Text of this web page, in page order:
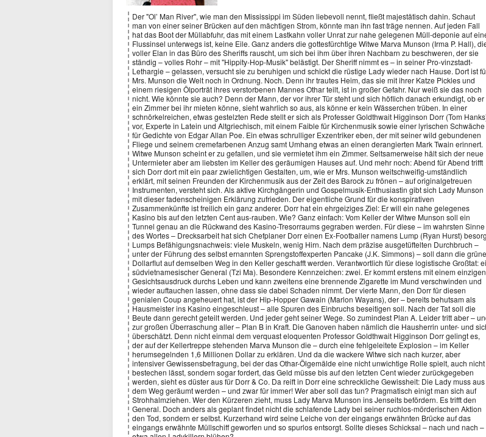
Der "Ol’ Man River", wie man den Mississippi im Süden liebevoll nennt, fließt majestätisch dahin. Schaut
man von einer seiner Brücken auf den mächtigen Strom, könnte man ihn fast träge nennen. Auf jeden Fall
hat das Boot der Müllabfuhr, das mit einem Lastkahn voller Unrat zur nahe gelegenen Müll-deponie auf
Flussinsel unterwegs ist, keine Eile. Ganz anders die gottesfürchtige Witwe Marva Munson (Irma P. Hall),
voller Elan in das Büro des Sheriffs rauscht, um sich bei ihm über ihren Nachbarn zu beschweren, der sie
ständig – volles Rohr – mit "Hippity-Hop-Musik" belästigt. Der Sheriff nimmt es – in seiner Pro-vinzstadt-
Lethargie – gelassen, versucht sie zu beruhigen und schickt die rüstige Lady wieder nach Hause. Dort ist
Mrs. Munson die Welt noch in Ordnung. Noch. Denn ihr trautes Heim, das sie mit ihrer Katze Pickles und
einem riesigen Ölporträt ihres verstorbenen Mannes Othar teilt, ist in großer Gefahr. Nur weiß sie das noch
nicht. Wie könnte sie auch? Denn der Mann, der vor ihrer Tür steht und sich höflich danach erkundigt, ob er
ein Zimmer bei ihr mieten könne, sieht wahrlich so aus, als könne er kein Wässerchen trüben. In einer
schnörkelreichen, etwas gestelzten Rede stellt er sich als Professer Goldthwait Higginson Dorr (Tom
vor, Experte in Latein und Altgriechisch, mit einem Faible für Kirchenmusik sowie einer lyrischen Schwäche
für Gedichte von Edgar Allan Poe. Ein etwas schrulliger Exzentriker eben, der mit seiner wild gebundenen
Fliege und seinem cremefarbenen Anzug samt Umhang etwas an einen derangierten Mark Twain erinnert.
Witwe Munson scheint er zu gefallen, und sie vermietet ihm ein Zimmer. Seltsamerweise hält sich der neue
Untermieter aber am liebsten im Keller des geräumigen Hauses auf. Und mehr noch: Abend für Abend trifft
sich Dorr dort mit ein paar zwielichtigen Gestalten, um, wie er Mrs. Munson weitschweifig-umständlich
erklärt, mit seinen Freunden der Kirchenmusik aus der Zeit des Barock zu frönen – auf originalgetreuen
Instrumenten, versteht sich. Als aktive Kirchgängerin und Gospelmusik-Enthusiastin gibt sich Lady Munson
mit dieser fadenscheinigen Erklärung zufrieden. Der eigentliche Grund für die konspirativen
Zusammenkünfte ist freilich ein ganz anderer. Dorr hat ein ehrgeiziges Ziel: Er will ein nahe gelegenes
Kasino bis auf den letzten Cent aus-rauben. Wie? Ganz einfach: Vom Keller der Witwe Munson soll ein
Tunnel genau an die Rückwand des Kasino-Tresorraums gegraben werden. Für diese – im wahrsten Sinne
des Wortes – Drecksarbeit hat sich Chefplaner Dorr einen Ex-Footballer namens Lump (Ryan Hurst)
Lumps Befähigungsnachweis: viele Muskeln, wenig Hirn. Nach dem präzise ausgetüftelten Durchbruch –
unter der Führung des selbst ernannten Sprengstoffexperten Pancake (J.K. Simmons) – soll dann die grüne
Dollarflut auf demselben Weg in den Keller geschafft werden. Verantwortlich für diese logistische Großtat:
südvietnamesischer General (Tzi Ma). Besondere Kennzeichen: zwei. Er kommt erstens mit einem einzigen
Gesichtsausdruck durchs Leben und kann zweitens eine brennende Zigarette im Mund verschwinden und
wieder auftauchen lassen, ohne dass sie dabei Schaden nimmt. Der vierte Mann, den Dorr für diesen
genialen Coup angeheuert hat, ist der Hip-Hopper Gawain (Marlon Wayans), der – bereits behutsam als
Hausmeister ins Kasino eingeschleust – alle Spuren des Einbruchs beseitigen soll. Nach der Tat soll die
Beute dann gerecht geteilt werden. Und jeder geht seiner Wege. So zumindest Plan A. Leider tritt aber –
zur großen Überraschung aller – Plan B in Kraft. Die Ganoven haben nämlich die Hausherrin unter- und
überschätzt. Denn nicht einmal dem verquast eloquenten Professor Goldthwait Higginson Dorr gelingt es,
der auf der Kellertreppe stehenden Marva Munson die – durch eine fehlgeleitete Explosion – im Keller
herumsegelnden 1,6 Millionen Dollar zu erklären. Und da die wackere Witwe sich nach kurzer, aber
intensiver Gewissensbefragung, bei der das Othar-Ölgemälde eine nicht unwichtige Rolle spielt, auch nicht
bestechen lässt, sondern sogar fordert, das Geld müsse bis auf den letzten Cent wieder zurückgegeben
werden, sieht es düster aus für Dorr & Co. Da reift in Dorr eine schreckliche Gewissheit: Die Lady muss aus
dem Weg geräumt werden – und zwar für immer! Wer aber soll das tun? Pragmatisch einigt man sich auf
Strohhalmziehen. Wer den Kürzeren zieht, muss Lady Marva Munson ins Jenseits befördern. Es trifft den
General. Doch anders als geplant findet nicht die schlafende Lady bei seiner ruchlos-mörderischen Aktion
den Tod, sondern er selbst. Kurzerhand wird seine Leiche von der eingangs erwähnten Brücke auf das
eingangs erwähnte Müllschiff geworfen und so spurlos entsorgt. Sollte dieses Schicksal – nach und nach –